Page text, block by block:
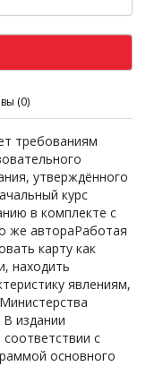
(0)
требованиям
утверждённого
курс
в комплекте с
же автораРаботая
карту как
находить
явлениям,
издании
с
основного